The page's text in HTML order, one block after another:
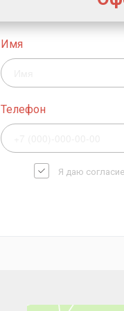
Имя
Телефон
Я даю